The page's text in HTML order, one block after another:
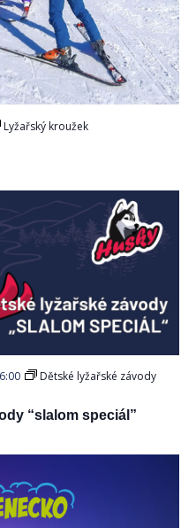
Lyžařský kroužek
Dětské lyžařské závody
“slalom speciál”